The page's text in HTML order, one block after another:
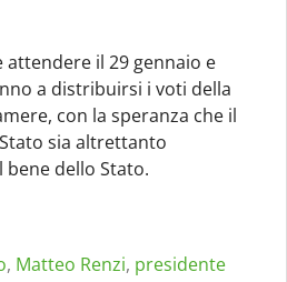
il 29 gennaio e
a distribuirsi i voti della
con la speranza che il
sia altrettanto
dello Stato.
, Matteo Renzi, presidente